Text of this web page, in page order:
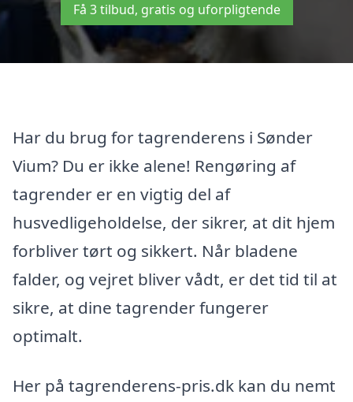
Få 3 tilbud, gratis og uforpligtende
Har du brug for tagrenderens i Sønder
Vium? Du er ikke alene! Rengøring af
tagrender er en vigtig del af
husvedligeholdelse, der sikrer, at dit hjem
forbliver tørt og sikkert. Når bladene
falder, og vejret bliver vådt, er det tid til at
sikre, at dine tagrender fungerer
optimalt.
Her på tagrenderens-pris.dk kan du nemt